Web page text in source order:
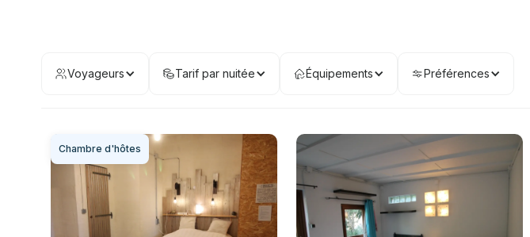
Voyageurs Tarif par nuitée Équipements Préférences
Chambre d'hôtes